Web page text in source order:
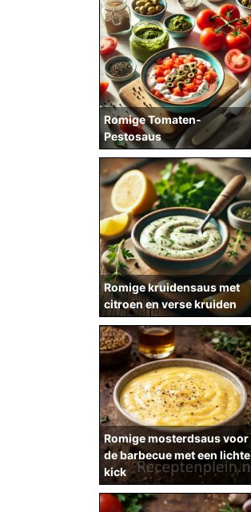
Romige kruidensaus met
citroen en verse kruiden
Romige mosterdsaus voor
de barbecue met een lichte
kick
Romige Tomaten-
Pestosaus